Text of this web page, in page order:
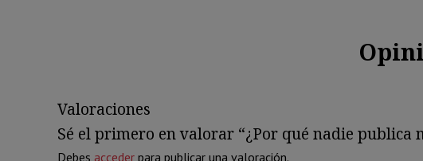
Valoraciones
Sé el primero en valorar “¿Por qué nadie publica
Debes acceder para publicar una valoración.